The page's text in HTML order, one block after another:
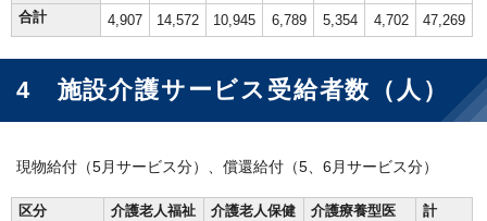
合計 4,907 14,572 10,945 6,789 5,354 4,702 47,269
4 施設介護サービス受給者数（人）
現物給付（5月サービス分）、償還給付（5、6月サービス分）
区分
介護老人福祉
介護老人保健
介護療養型医
計